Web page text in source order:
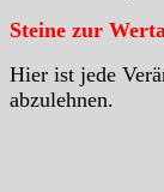
Steine zur
Hier ist jede
abzulehnen.